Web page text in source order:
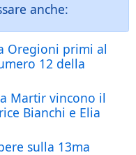
anche:
Oregioni primi al
12 della
Martir vincono il
Bianchi e Elia
sulla 13ma